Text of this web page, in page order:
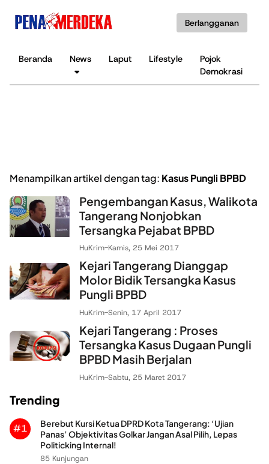
Berlangganan
Beranda News Laput Lifestyle
Pojok
Demokrasi
Menampilkan artikel dengan tag: Kasus Pungli BPBD
Pengembangan Kasus, Walikota
Tangerang Nonjobkan
Tersangka Pejabat BPBD
HuKrim-Kamis, 25 Mei 2017
Kejari Tangerang Dianggap
Molor Bidik Tersangka Kasus
Pungli BPBD
HuKrim-Senin, 17 April 2017
Kejari Tangerang : Proses
Tersangka Kasus Dugaan Pungli
BPBD Masih Berjalan
HuKrim-Sabtu, 25 Maret 2017
Trending
#1
Berebut Kursi Ketua DPRD Kota Tangerang: ‘Ujian
Panas’ Objektivitas Golkar Jangan Asal Pilih, Lepas
Politicking Internal!
85 Kunjungan